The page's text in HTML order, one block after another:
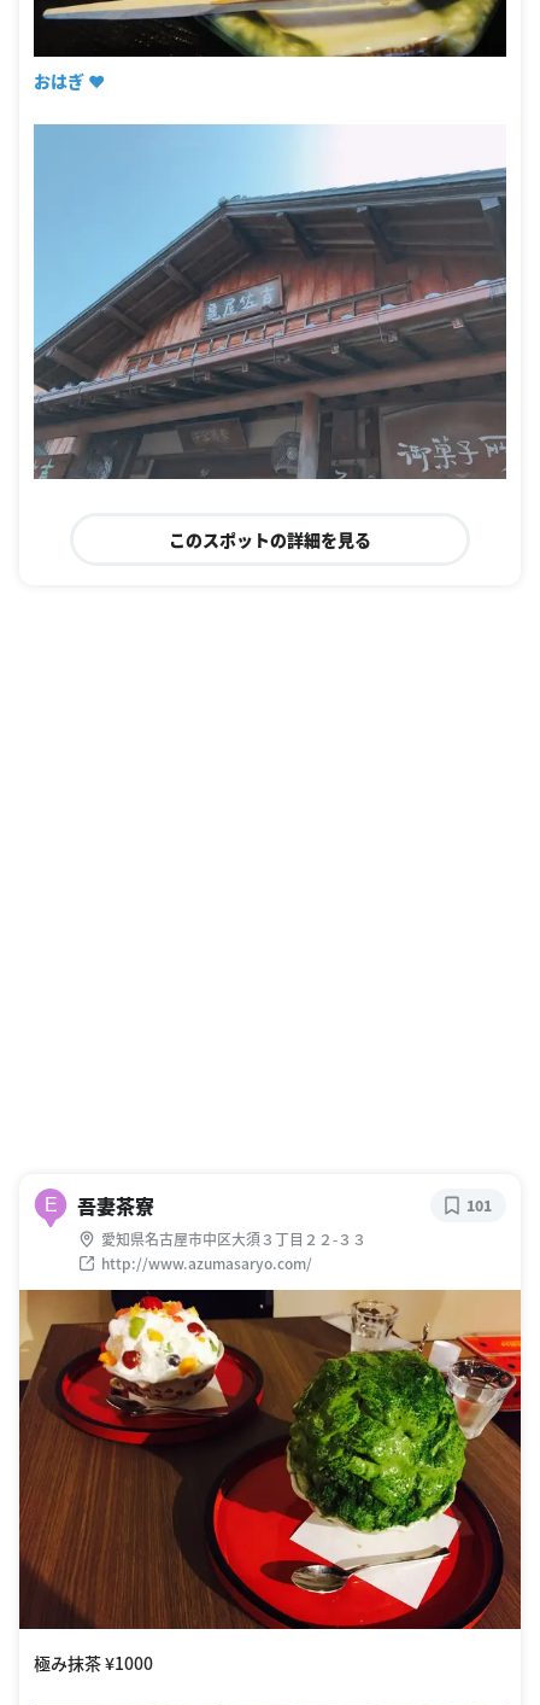
おはぎ ❤︎
このスポットの詳細を見る
E 吾妻茶寮
愛知県名古屋市中区大須３丁目２２-３３
http://www.azumasaryo.com/
101
極み抹茶 ¥1000